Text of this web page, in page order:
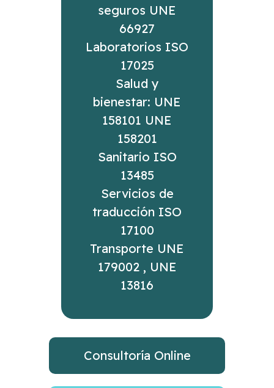
seguros UNE
66927
Laboratorios ISO
17025
Salud y
bienestar: UNE
158101 UNE
158201
Sanitario ISO
13485
Servicios de
traducción ISO
17100
Transporte UNE
179002 , UNE
13816
Consultoría Online